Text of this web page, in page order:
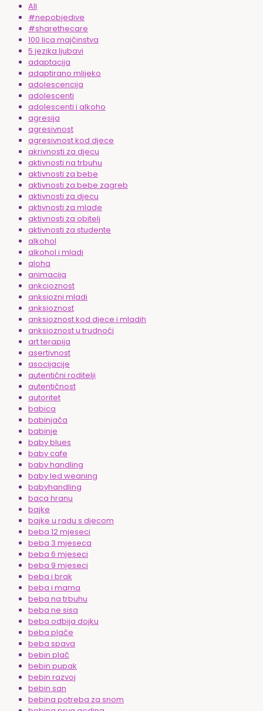
All
#nepobjedive
#sharethecare
100 lica majčinstva
5 jezika ljubavi
adaptacija
adaptirano mlijeko
adolescencija
adolescenti
adolescenti i alkoho
agresija
agresivnost
agresivnost kod djece
akrivnosti za djecu
aktivnosti na trbuhu
aktivnosti za bebe
aktivnosti za bebe zagreb
aktivnosti za djecu
aktivnosti za mlade
aktivnosti za obitelj
aktivnosti za studente
alkohol
alkohol i mladi
aloha
animacija
ankcioznost
anksiozni mladi
anksioznost
anksioznost kod djece i mladih
anksioznost u trudnoći
art terapija
asertivnost
asocijacije
autentični roditelji
autentičnost
autoritet
babica
babinjača
babinje
baby blues
baby cafe
baby handling
baby led weaning
babyhandling
baca hranu
bajke
bajke u radu s djecom
beba 12 mjeseci
beba 3 mjeseca
beba 6 mjeseci
beba 9 mjeseci
beba i brak
beba i mama
beba na trbuhu
beba ne sisa
beba odbija dojku
beba plače
beba spava
bebin plač
bebin pupak
bebin razvoj
bebin san
bebina potreba za snom